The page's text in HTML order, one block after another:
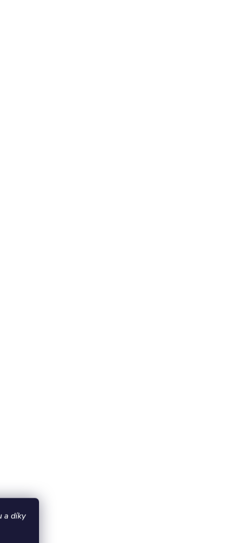
a díky